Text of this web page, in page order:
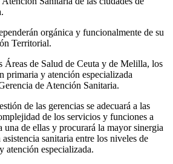
orgánica y funcionalmente de su
Territorial.
Áreas de Salud de Ceuta y de Melilla, los
primaria y atención especializada
de Atención Sanitaria.
de las gerencias se adecuará a las
de los servicios y funciones a
una de ellas y procurará la mayor sinergia
sanitaria entre los niveles de
atención especializada.